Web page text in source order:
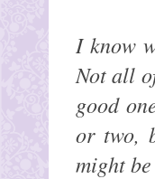
I know
Not all
good
or two,
might